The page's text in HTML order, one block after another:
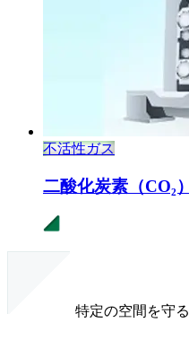
不活性ガス
二酸化炭素（CO₂ ）
特定の空間を守る